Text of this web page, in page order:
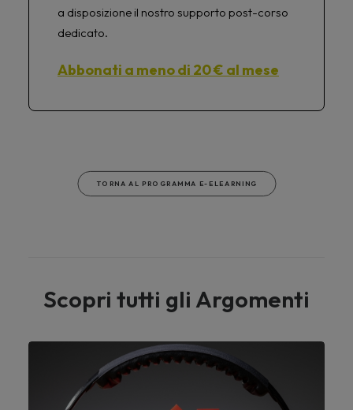
a disposizione il nostro supporto post-corso
dedicato.
Abbonati a meno di 20 € al mese
TORNA AL PROGRAMMA E-ELEARNING
Scopri tutti gli Argomenti